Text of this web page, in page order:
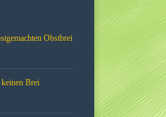
Obstbrei
Brei